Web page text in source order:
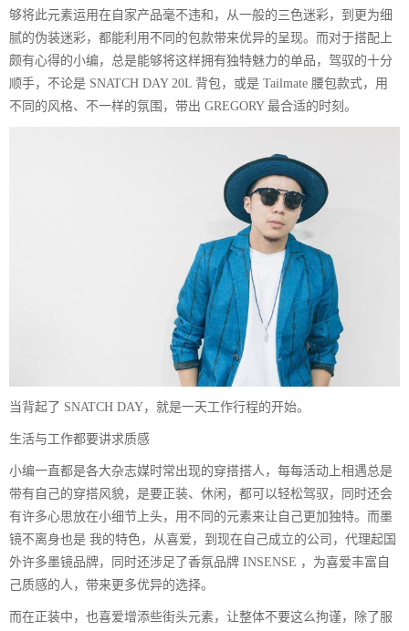
够将此元素运用在自家产品毫不违和，从一般的三色迷彩，到更为细
腻的伪装迷彩，都能利用不同的包款带来优异的呈现。而对于搭配上
颇有心得的小编，总是能够将这样拥有独特魅力的单品，驾驭的十分
顺手，不论是 SNATCH DAY 20L 背包，或是 Tailmate 腰包款式，用
不同的风格、不一样的氛围，带出 GREGORY 最合适的时刻。
当背起了 SNATCH DAY，就是一天工作行程的开始。
生活与工作都要讲求质感
小编一直都是各大杂志媒时常出现的穿搭搭人，每每活动上相遇总是
带有自己的穿搭风貌，是要正装、休闲，都可以轻松驾驭，同时还会
有许多心思放在小细节上头，用不同的元素来让自己更加独特。而墨
镜不离身也是 我的特色，从喜爱，到现在自己成立的公司，代理起国
外许多墨镜品牌，同时还涉足了香氛品牌 INSENSE ，为喜爱丰富自
己质感的人，带来更多优异的选择。
而在正装中，也喜爱增添些街头元素，让整体不要这么拘谨，除了服